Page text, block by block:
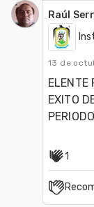
Raúl
13 de
ELENTE
EXITO
1